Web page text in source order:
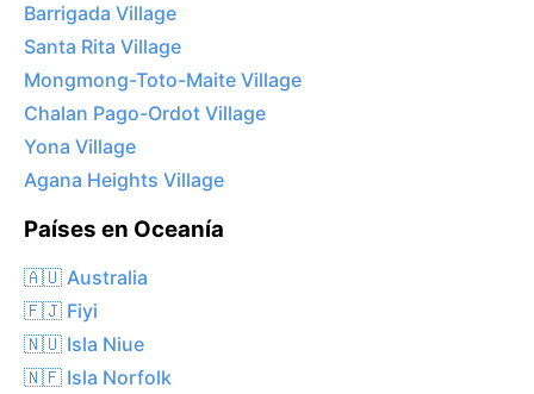
Barrigada Village
Santa Rita Village
Mongmong-Toto-Maite Village
Chalan Pago-Ordot Village
Yona Village
Agana Heights Village
Países en Oceanía
🇦🇺 Australia
🇫🇯 Fiyi
🇳🇺 Isla Niue
🇳🇫 Isla Norfolk